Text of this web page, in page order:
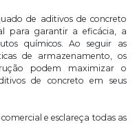
de aditivos de concreto
para garantir a eficácia, a
químicos. Ao seguir as
de armazenamento, os
podem maximizar o
de concreto em seus
e esclareça todas as